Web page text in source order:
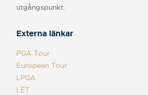
utgångspunkt.
Externa länkar
PGA Tour
European Tour
LPGA
LET